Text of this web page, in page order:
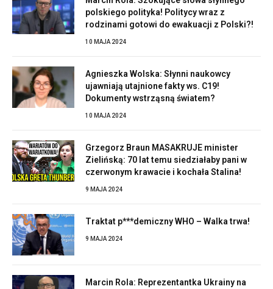
polskiego polityka! Politycy wraz z
rodzinami gotowi do ewakuacji z Polski?!
10 MAJA 2024
Agnieszka Wolska: Słynni naukowcy
ujawniają utajnione fakty ws. C19!
Dokumenty wstrząsną światem?
10 MAJA 2024
Grzegorz Braun MASAKRUJE minister
Zielińską: 70 lat temu siedziałaby pani w
czerwonym krawacie i kochała Stalina!
9 MAJA 2024
Traktat p***demiczny WHO – Walka trwa!
9 MAJA 2024
Marcin Rola: Reprezentantka Ukrainy na